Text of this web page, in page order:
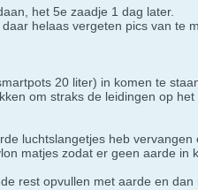
het 5e zaadje 1 dag later.
helaas vergeten pics van te
20 liter) in komen te
om straks de leidingen op het
luchtslangetjes heb
matjes zodat er geen aarde in
rest opvullen met aarde en dan